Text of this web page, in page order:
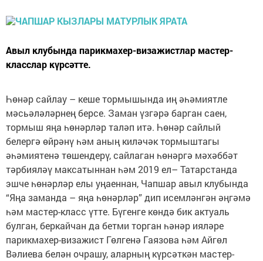
Авыл клубында парикмахер-визажистлар мастер-
класслар күрсәтте.
Һөнәр сайлау – кеше тормышында иң әһәмиятле
мәсьәләләрнең берсе. Заман үзгәрә барган саен,
тормыш яңа һөнәрләр таләп итә. Һөнәр сайлый
белергә өйрәнү һәм аның киләчәк тормыштагы
әһәмиятенә төшендерү, сайлаган һөнәргә мәхәббәт
тәрбияләү максатыннан һәм 2019 ел– Татарстанда
эшче һөнәрләр елы уңаеннан, Чапшар авыл клубында
“Яңа заманда – яңа һөнәрләр” дип исемләнгән әңгәмә
һәм мастер-класс үтте. Бүгенге көндә бик актуаль
булган, беркайчан да бетми торган һәнәр ияләре
парикмахер-визажист Гөлгенә Гаязова һәм Айгөл
Вәлиева белән очрашу, аларның күрсәткән мастер-